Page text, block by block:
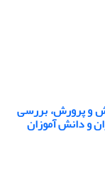
و پرورش، بررسی
و دانش آموزان